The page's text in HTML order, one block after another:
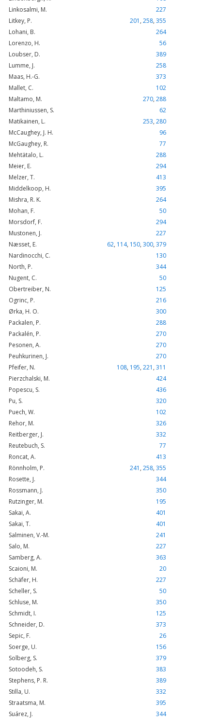
Linkosalmi, M.
227
Litkey, P.
201 , 258, 355
Lohani, B.
264
Lorenzo, H.
56
Loubser, D.
389
Lumme, J.
258
Maas, H.-G.
373
Mallet, C.
102
Maltamo, M.
270, 288
Marthiniussen, S.
62
Matikainen, L.
253, 280
McCaughey, J. H.
96
McGaughey, R.
77
Mehtätalo, L.
288
Meier, E.
294
Melzer, T.
413
Middelkoop, H.
395
Mishra, R. K.
264
Mohan, F.
50
Morsdorf, F.
294
Mustonen, J.
227
Næsset, E.
62, 114, 150, 300, 379
Nardinocchi, C.
130
North, P.
344
Nugent, C.
50
Obertreiber, N.
125
Ogrinc, P.
216
Ørka, H. O.
300
Packalen, P.
288
Packalén, P.
270
Pesonen, A.
270
Peuhkurinen, J.
270
Pfeifer, N.
108, 195, 221 , 311
Pierzchalski, M.
424
Popescu, S.
436
Pu, S.
320
Puech, W.
102
Rehor, M.
326
Reitberger, J.
332
Reutebuch, S.
77
Roncat, A.
413
Rönnholm, P.
241 , 258, 355
Rosette, J.
344
Rossmann, J.
350
Rutzinger, M.
195
Sakai, A.
401
Sakai, T.
401
Salminen, V.-M.
241
Salo, M.
227
Samberg, A.
363
Scaioni, M.
20
Schäfer, H.
227
Scheller, S.
50
Schluse, M.
350
Schmidt, I.
125
Schneider, D.
373
Sepic, F.
26
Soerge, U.
156
Solberg, S.
379
Sotoodeh, S.
383
Stephens, P. R.
389
Stilla, U.
332
Straatsma, M.
395
Suárez, J.
344